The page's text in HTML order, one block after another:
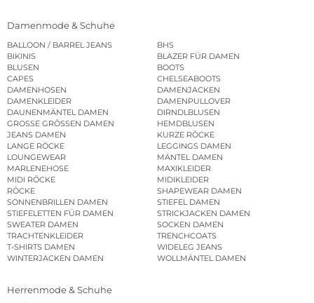
Damenmode & Schuhe
BALLOON / BARREL JEANS
BHS
BIKINIS
BLAZER FÜR DAMEN
BLUSEN
BOOTS
CAPES
CHELSEABOOTS
DAMENHOSEN
DAMENJACKEN
DAMENKLEIDER
DAMENPULLOVER
DAUNENMÄNTEL DAMEN
DIRNDLBLUSEN
GROSSE GRÖSSEN DAMEN
HEMDBLUSEN
JEANS DAMEN
KURZE RÖCKE
LANGE RÖCKE
LEGGINGS DAMEN
LOUNGEWEAR
MÄNTEL DAMEN
MARLENEHOSE
MAXIKLEIDER
MIDI RÖCKE
MIDIKLEIDER
RÖCKE
SHAPEWEAR DAMEN
SONNENBRILLEN DAMEN
STIEFEL DAMEN
STIEFELETTEN FÜR DAMEN
STRICKJACKEN DAMEN
SWEATER DAMEN
SOCKEN DAMEN
TRACHTENKLEIDER
TRENCHCOATS
T-SHIRTS DAMEN
WIDELEG JEANS
WINTERJACKEN DAMEN
WOLLMÄNTEL DAMEN
Herrenmode & Schuhe